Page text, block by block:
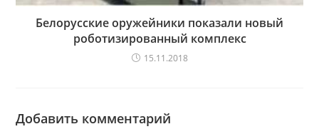
Белорусские оружейники показали новый
роботизированный комплекс
15.11.2018
Добавить комментарий